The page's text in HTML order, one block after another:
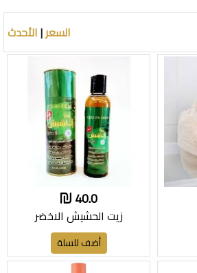
السعر|الأحدث
40.0
زيت الحشيش الاخضر
أضف للسلة